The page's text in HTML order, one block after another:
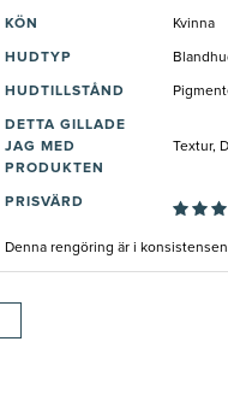
KÖN Kvinna
HUDTYP
HUDTILLSTÅND
DETTA GILLADE
JAG MED
PRODUKTEN
Textur,
PRISVÄRD
Denna rengöring är i